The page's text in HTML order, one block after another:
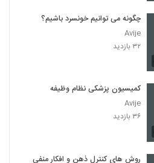
چگونه می توانیم خونسرد باشیم؟
Avije
۳۲ بازدید
کمیسیون پزشکی نظام وظیفه
Avije
۳۶ بازدید
روش های کنترل ذهن و افکار منفی